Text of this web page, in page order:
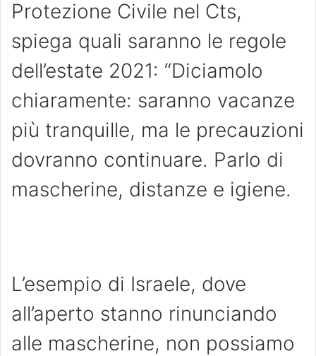
Protezione Civile nel Cts,
spiega quali saranno le regole
dell’estate 2021: “Diciamolo
chiaramente: saranno vacanze
più tranquille, ma le precauzioni
dovranno continuare. Parlo di
mascherine, distanze e igiene.
L’esempio di Israele, dove
all’aperto stanno rinunciando
alle mascherine, non possiamo